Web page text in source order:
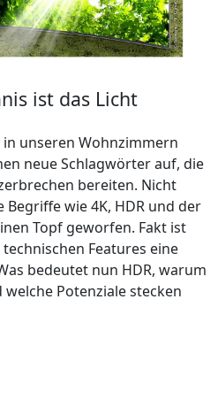
ist das Licht
unseren Wohnzimmern
neue Schlagwörter auf, die
bereiten. Nicht
wie 4K, HDR und der
Topf geworfen. Fakt ist
Features eine
bedeutet nun HDR, warum
Potenziale stecken